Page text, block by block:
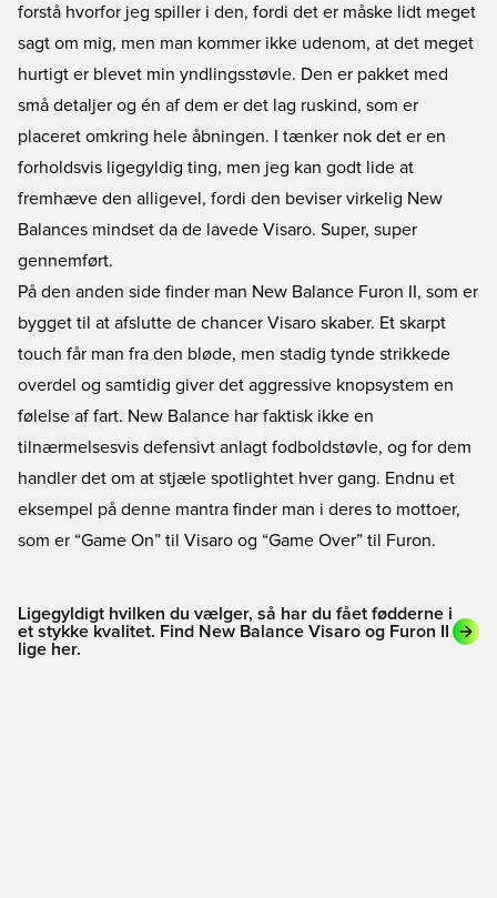
forstå hvorfor jeg spiller i den, fordi det er måske lidt meget
sagt om mig, men man kommer ikke udenom, at det meget
hurtigt er blevet min yndlingsstøvle. Den er pakket med
små detaljer og én af dem er det lag ruskind, som er
placeret omkring hele åbningen. I tænker nok det er en
forholdsvis ligegyldig ting, men jeg kan godt lide at
fremhæve den alligevel, fordi den beviser virkelig New
Balances mindset da de lavede Visaro. Super, super
gennemført.
På den anden side finder man New Balance Furon II, som er
bygget til at afslutte de chancer Visaro skaber. Et skarpt
touch får man fra den bløde, men stadig tynde strikkede
overdel og samtidig giver det aggressive knopsystem en
følelse af fart. New Balance har faktisk ikke en
tilnærmelsesvis defensivt anlagt fodboldstøvle, og for dem
handler det om at stjæle spotlightet hver gang. Endnu et
eksempel på denne mantra finder man i deres to mottoer,
som er “Game On” til Visaro og “Game Over” til Furon.
Ligegyldigt hvilken du vælger, så har du fået fødderne i
et stykke kvalitet. Find New Balance Visaro og Furon II
lige her.